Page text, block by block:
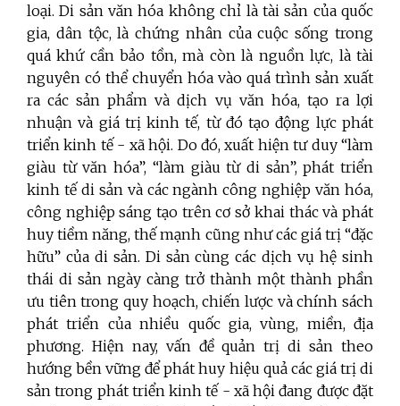
loại. Di sản văn hóa không chỉ là tài sản của quốc
gia, dân tộc, là chứng nhân của cuộc sống trong
quá khứ cần bảo tồn, mà còn là nguồn lực, là tài
nguyên có thể chuyển hóa vào quá trình sản xuất
ra các sản phẩm và dịch vụ văn hóa, tạo ra lợi
nhuận và giá trị kinh tế, từ đó tạo động lực phát
triển kinh tế - xã hội. Do đó, xuất hiện tư duy “làm
giàu từ văn hóa”, “làm giàu từ di sản”, phát triển
kinh tế di sản và các ngành công nghiệp văn hóa,
công nghiệp sáng tạo trên cơ sở khai thác và phát
huy tiềm năng, thế mạnh cũng như các giá trị “đặc
hữu” của di sản. Di sản cùng các dịch vụ hệ sinh
thái di sản ngày càng trở thành một thành phần
ưu tiên trong quy hoạch, chiến lược và chính sách
phát triển của nhiều quốc gia, vùng, miền, địa
phương. Hiện nay, vấn đề quản trị di sản theo
hướng bền vững để phát huy hiệu quả các giá trị di
sản trong phát triển kinh tế - xã hội đang được đặt